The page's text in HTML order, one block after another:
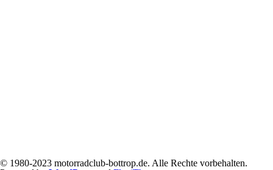
© 1980-2023 motorradclub-bottrop.de. Alle Rechte vorbehalten.